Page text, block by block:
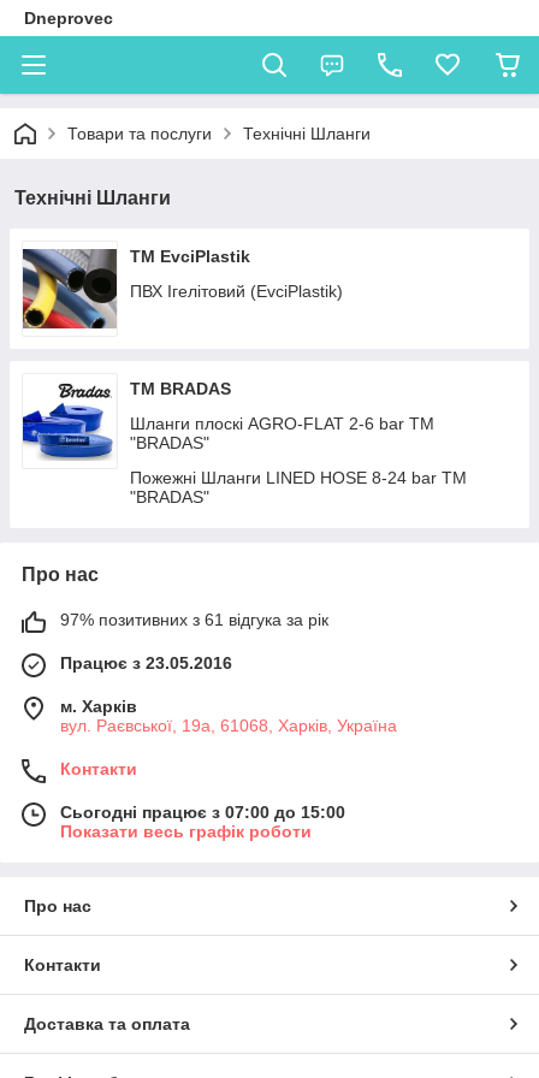
Dneprovec
Товари та послуги Технічні Шланги
Технічні Шланги
TM EvciPlastik
ПВХ Ігелітовий (EvciPlastik)
TM BRADAS
Шланги плоскі AGRO-FLAT 2-6 bar ТМ
"BRADAS"
Пожежні Шланги LINED HOSE 8-24 bar TM
"BRADAS"
Про нас
97% позитивних з 61 відгука за рік
Працює з 23.05.2016
м. Харків
вул. Раєвської, 19а, 61068, Харків, Україна
Контакти
Сьогодні працює з 07:00 до 15:00
Показати весь графік роботи
Про нас
Контакти
Доставка та оплата